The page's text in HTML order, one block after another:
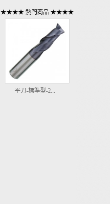
★★★★ 熱門商品 ★★★★
平刀-標準型-2...